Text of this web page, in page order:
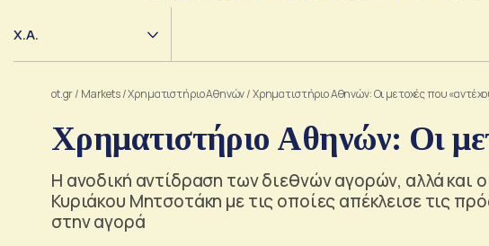
Χ.Α.
ot.gr/ Markets/Xρηματιστήριο Αθηνών/Χρηματιστήριο Αθηνών: Οι μετοχές που
Χρηματιστήριο Αθηνών: Οι
Η ανοδική αντίδραση των διεθνών αγορών, αλλά και
Κυριάκου Μητσοτάκη με τις οποίες απέκλεισε τις
στην αγορά